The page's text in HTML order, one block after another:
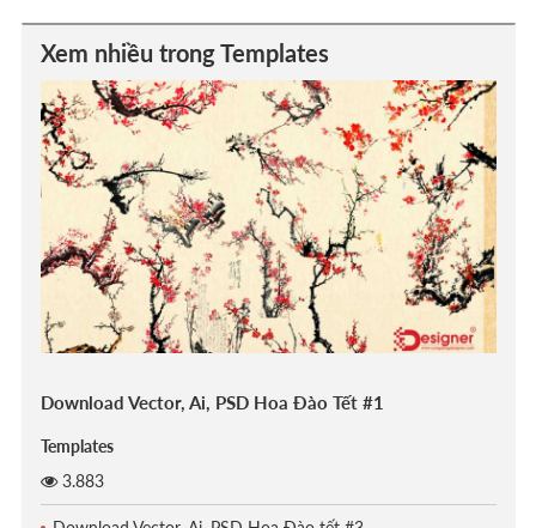
Xem nhiều trong Templates
Download Vector, Ai, PSD Hoa Đào Tết #1
Templates
3.883